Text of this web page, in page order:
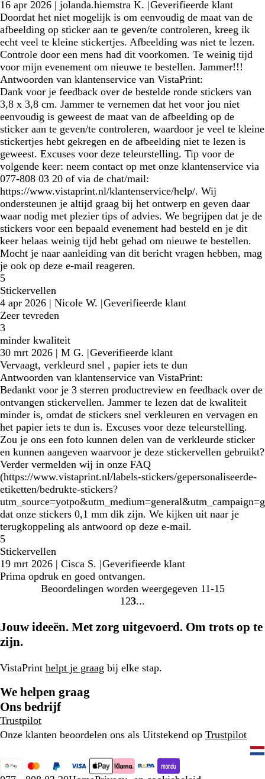
16 apr 2026 | jolanda.hiemstra K. |Geverifieerde klant
Doordat het niet mogelijk is om eenvoudig de maat van de
afbeelding op sticker aan te geven/te controleren, kreeg ik
echt veel te kleine stickertjes. Afbeelding was niet te lezen.
Controle door een mens had dit voorkomen. Te weinig tijd
voor mijn evenement om nieuwe te bestellen. Jammer!!!
Antwoorden van klantenservice van VistaPrint:
Dank voor je feedback over de bestelde ronde stickers van
3,8 x 3,8 cm. Jammer te vernemen dat het voor jou niet
eenvoudig is geweest de maat van de afbeelding op de
sticker aan te geven/te controleren, waardoor je veel te kleine
stickertjes hebt gekregen en de afbeelding niet te lezen is
geweest. Excuses voor deze teleurstelling. Tip voor de
volgende keer: neem contact op met onze klantenservice via
077-808 03 20 of via de chat/mail:
https://www.vistaprint.nl/klantenservice/help/. Wij
ondersteunen je altijd graag bij het ontwerp en geven daar
waar nodig met plezier tips of advies. We begrijpen dat je de
stickers voor een bepaald evenement had besteld en je dit
keer helaas weinig tijd hebt gehad om nieuwe te bestellen.
Mocht je naar aanleiding van dit bericht vragen hebben, mag
je ook op deze e-mail reageren.
5
Stickervellen
4 apr 2026 | Nicole W. |Geverifieerde klant
Zeer tevreden
3
minder kwaliteit
30 mrt 2026 | M G. |Geverifieerde klant
Vervaagt, verkleurd snel , papier iets te dun
Antwoorden van klantenservice van VistaPrint:
Bedankt voor je 3 sterren productreview en feedback over de
ontvangen stickervellen. Jammer te lezen dat de kwaliteit
minder is, omdat de stickers snel verkleuren en vervagen en
het papier iets te dun is. Excuses voor deze teleurstelling.
Zou je ons een foto kunnen delen van de verkleurde sticker
en kunnen aangeven waarvoor je deze stickervellen gebruikt?
Verder vermelden wij in onze FAQ
(https://www.vistaprint.nl/labels-stickers/gepersonaliseerde-
etiketten/bedrukte-stickers?
dat onze stickers 0,1 mm dik zijn. We kijken uit naar je
terugkoppeling als antwoord op deze e-mail.
5
Stickervellen
19 mrt 2026 | Cisca S. |Geverifieerde klant
Prima opdruk en goed ontvangen.
Beoordelingen worden weergegeven 11-15
Naar
1 Naar
2 Naar
3
Jouw ideeën. Met zorg uitgevoerd. Om trots op te
zijn.
VistaPrint helpt je graag bij elke stap.
We helpen graag
Ons bedrijf
Trustpilot
Onze klanten beoordelen ons als Uitstekend op Trustpilot